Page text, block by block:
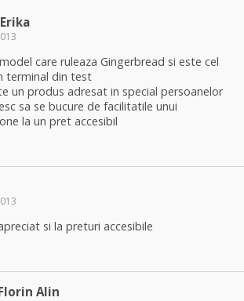
care ruleaza Gingerbread si este cel
terminal din test
un produs adresat in special persoanelor
sa se bucure de facilitatile unui
la un pret accesibil
si la preturi accesibile
Alin